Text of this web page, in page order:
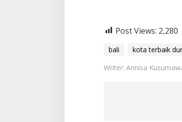
Post Views: 2,280
bali kota terbaik
Writer: Annisa